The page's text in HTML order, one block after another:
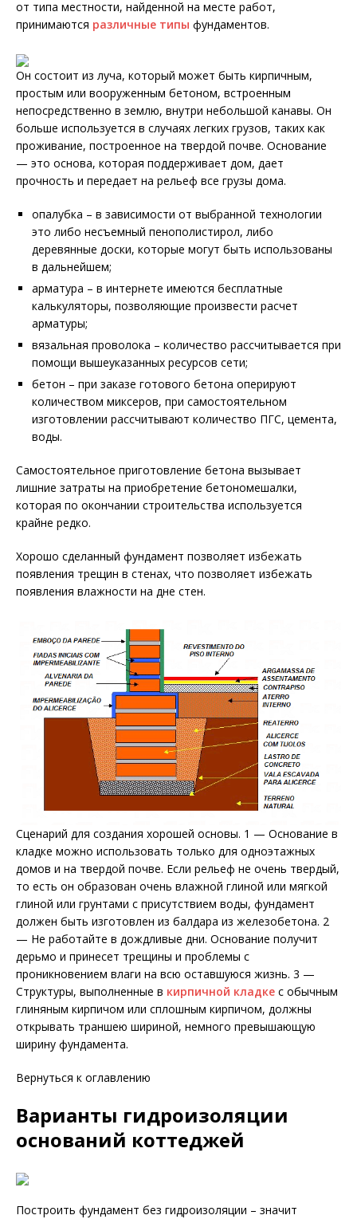
от типа местности, найденной на месте работ,
принимаются различные типы фундаментов.
Он состоит из луча, который может быть кирпичным,
простым или вооруженным бетоном, встроенным
непосредственно в землю, внутри небольшой канавы. Он
больше используется в случаях легких грузов, таких как
проживание, построенное на твердой почве. Основание
— это основа, которая поддерживает дом, дает
прочность и передает на рельеф все грузы дома.
опалубка – в зависимости от выбранной технологии
это либо несъемный пенополистирол, либо
деревянные доски, которые могут быть использованы
в дальнейшем;
арматура – в интернете имеются бесплатные
калькуляторы, позволяющие произвести расчет
арматуры;
вязальная проволока – количество рассчитывается при
помощи вышеуказанных ресурсов сети;
бетон – при заказе готового бетона оперируют
количеством миксеров, при самостоятельном
изготовлении рассчитывают количество ПГС, цемента,
воды.
Самостоятельное приготовление бетона вызывает
лишние затраты на приобретение бетономешалки,
которая по окончании строительства используется
крайне редко.
Хорошо сделанный фундамент позволяет избежать
появления трещин в стенах, что позволяет избежать
появления влажности на дне стен.
Сценарий для создания хорошей основы. 1 — Основание в
кладке можно использовать только для одноэтажных
домов и на твердой почве. Если рельеф не очень твердый,
то есть он образован очень влажной глиной или мягкой
глиной или грунтами с присутствием воды, фундамент
должен быть изготовлен из балдара из железобетона. 2
— Не работайте в дождливые дни. Основание получит
дерьмо и принесет трещины и проблемы с
проникновением влаги на всю оставшуюся жизнь. 3 —
Структуры, выполненные в кирпичной кладке с обычным
глиняным кирпичом или сплошным кирпичом, должны
открывать траншею шириной, немного превышающую
ширину фундамента.
Вернуться к оглавлению
Варианты гидроизоляции
оснований коттеджей
Построить фундамент без гидроизоляции – значит